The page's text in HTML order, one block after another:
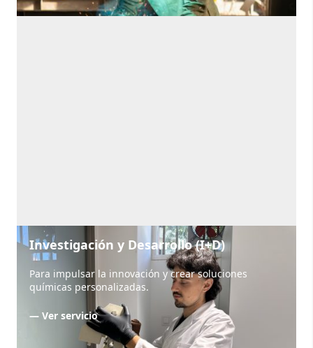
Investigación y Desarrollo (I+D)
Para impulsar la innovación y crear soluciones
químicas personalizadas.
— Ver servicio